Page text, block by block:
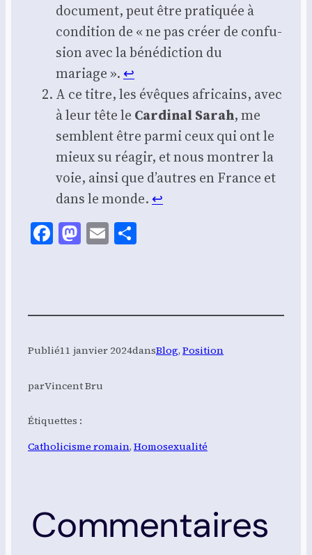
docu­ment, peut être pra­ti­quée à
condi­tion de « ne pas créer de confu­
sion avec la béné­dic­tion du
mariage ». ↩︎
A ce titre, les évêques afri­cains, avec
à leur tête le Car­di­nal Sarah, me
semblent être par­mi ceux qui ont le
mieux su réagir, et nous mon­trer la
voie, ain­si que d’autres en France et
dans le monde. ↩︎
Facebook
Mastodon
Email
Publié11 janvier 2024dansBlog, Position
parVincent Bru
Étiquettes :
Catholicisme romain, Homosexualité
Commentaires